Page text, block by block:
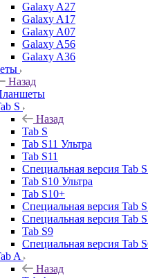
Galaxy A27
Galaxy A17
Galaxy A07
Galaxy A56
Galaxy A36
Назад
S
Назад
Tab S
Tab S11 Ультра
Tab S11
Специальная версия Tab
Tab S10 Ультра
Tab S10+
Специальная версия Tab
Специальная версия Tab
Tab S9
Специальная версия Tab
A
Назад